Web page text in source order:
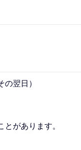
の翌日）
があります。